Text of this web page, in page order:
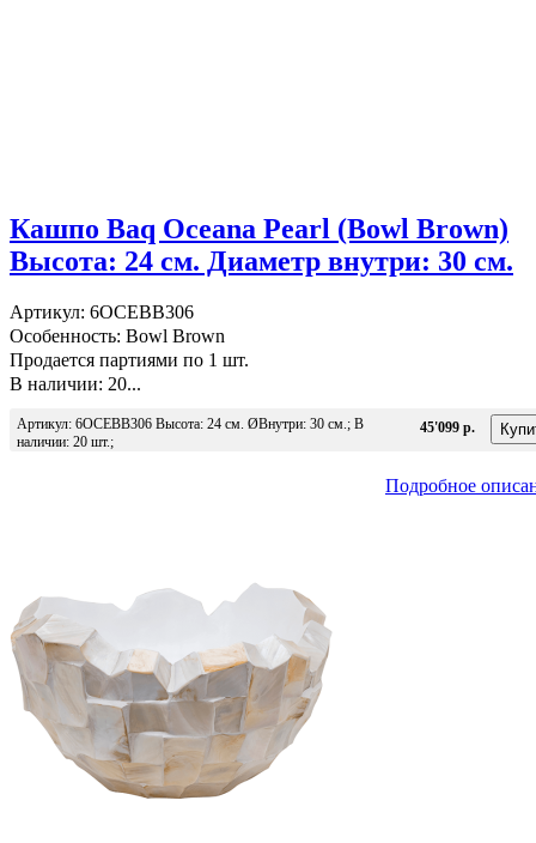
Кашпо Baq Oceana Pearl (Bowl Brown)
Высота: 24 см. Диаметр внутри: 30 см.
Артикул: 6OCEBB306
Особенность: Bowl Brown
Продается партиями по 1 шт.
В наличии: 20...
Артикул: 6OCEBB306 Высота: 24 см. ØВнутри: 30 см.; В
наличии: 20 шт.;
45'099 р.
Подробное